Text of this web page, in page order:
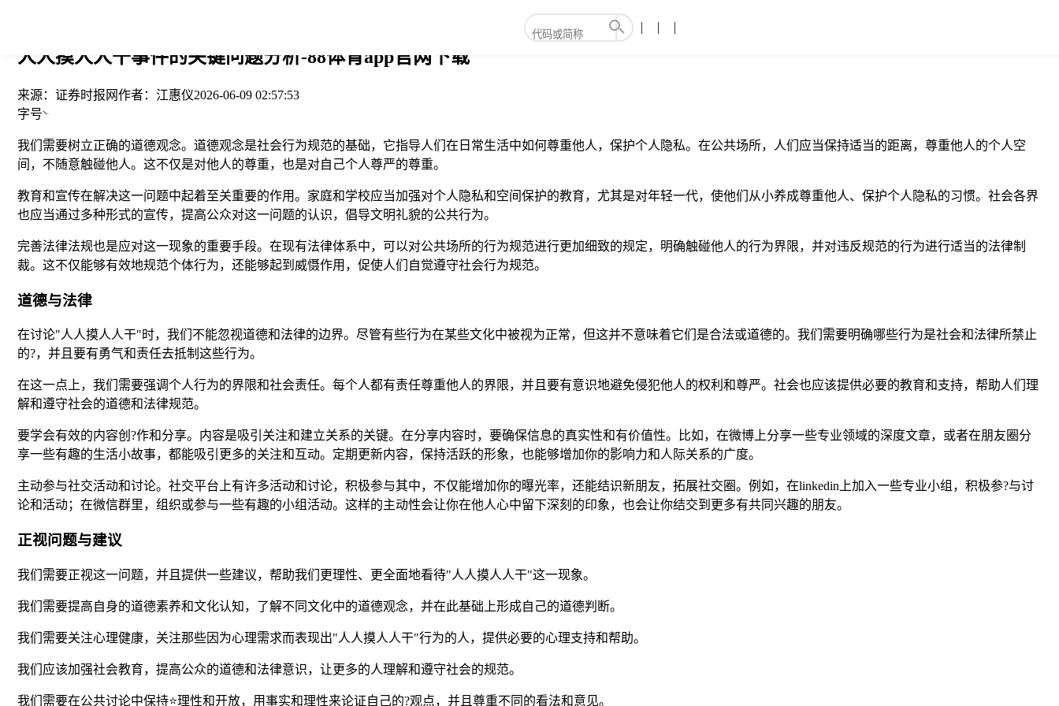
人人摸人人干事件的关键问题分析-88体育app官网下载
来源： 证券时报网作者： 江惠仪2026-06-09 02:57:53
字号
我们需要树立正确的道德观念。道德观念是社会行为规范的基础，它指导人们在日常生活中如何尊重他人，保护个人隐私。在公共场所，人们应当保持适当的距离，尊重他人的个人空
间，不随意触碰他人。这不仅是对他人的尊重，也是对自己个人尊严的尊重。
教育和宣传在解决这一问题中起着至关重要的作用。家庭和学校应当加强对个人隐私和空间保护的教育，尤其是对年轻一代，使他们从小养成尊重他人、保护个人隐私的习惯。社会各界
也应当通过多种形式的宣传，提高公众对这一问题的认识，倡导文明礼貌的公共行为。
完善法律法规也是应对这一现象的重要手段。在现有法律体系中，可以对公共场所的行为规范进行更加细致的规定，明确触碰他人的行为界限，并对违反规范的行为进行适当的法律制
裁。这不仅能够有效地规范个体行为，还能够起到威慑作用，促使人们自觉遵守社会行为规范。
道德与法律
在讨论"人人摸人人干"时，我们不能忽视道德和法律的边界。尽管有些行为在某些文化中被视为正常，但这并不意味着它们是合法或道德的。我们需要明确哪些行为是社会和法律所禁止
的?，并且要有勇气和责任去抵制这些行为。
在这一点上，我们需要强调个人行为的界限和社会责任。每个人都有责任尊重他人的界限，并且要有意识地避免侵犯他人的权利和尊严。社会也应该提供必要的教育和支持，帮助人们理
解和遵守社会的道德和法律规范。
要学会有效的内容创?作和分享。内容是吸引关注和建立关系的关键。在分享内容时，要确保信息的真实性和有价值性。比如，在微博上分享一些专业领域的深度文章，或者在朋友圈分
享一些有趣的生活小故事，都能吸引更多的关注和互动。定期更新内容，保持活跃的形象，也能够增加你的影响力和人际关系的广度。
主动参与社交活动和讨论。社交平台上有许多活动和讨论，积极参与其中，不仅能增加你的曝光率，还能结识新朋友，拓展社交圈。例如，在linkedin上加入一些专业小组，积极参?与讨
论和活动；在微信群里，组织或参与一些有趣的小组活动。这样的主动性会让你在他人心中留下深刻的印象，也会让你结交到更多有共同兴趣的朋友。
正视问题与建议
我们需要正视这一问题，并且提供一些建议，帮助我们更理性、更全面地看待"人人摸人人干"这一现象。
我们需要提高自身的道德素养和文化认知，了解不同文化中的道德观念，并在此基础上形成自己的道德判断。
我们需要关注心理健康，关注那些因为心理需求而表现出"人人摸人人干"行为的人，提供必要的心理支持和帮助。
我们应该加强社会教育，提高公众的道德和法律意识，让更多的人理解和遵守社会的规范。
我们需要在公共讨论中保持⭐理性和开放，用事实和理性来论证自己的?观点，并且尊重不同的看法和意见。